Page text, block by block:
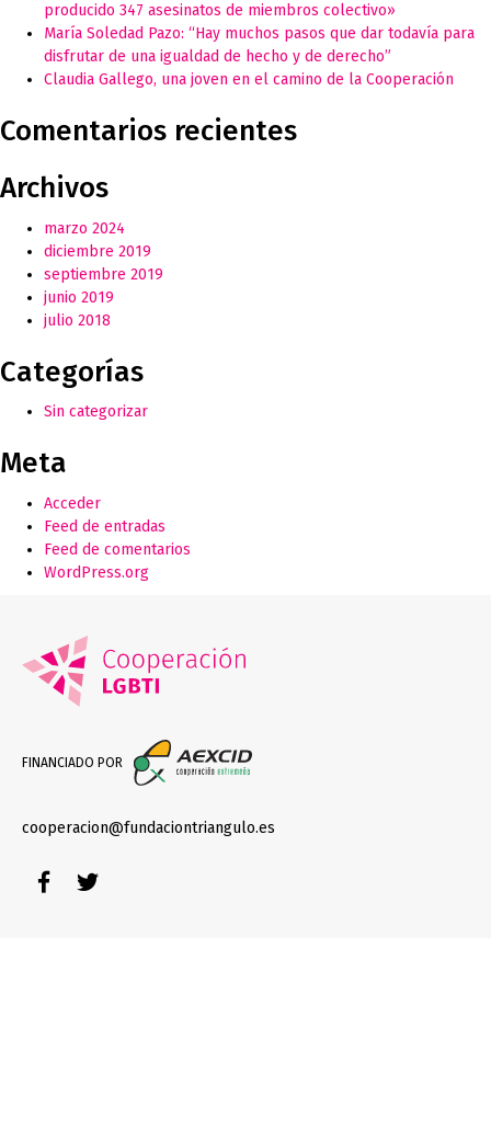
producido 347 asesinatos de miembros colectivo»
María Soledad Pazo: “Hay muchos pasos que dar todavía para
disfrutar de una igualdad de hecho y de derecho”
Claudia Gallego, una joven en el camino de la Cooperación
Comentarios recientes
Archivos
marzo 2024
diciembre 2019
septiembre 2019
junio 2019
julio 2018
Categorías
Sin categorizar
Meta
Acceder
Feed de entradas
Feed de comentarios
WordPress.org
FINANCIADO POR
cooperacion@fundaciontriangulo.es
Facebook
Twitter